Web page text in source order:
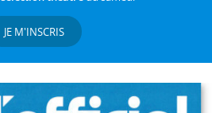
JE M'INSCRIS